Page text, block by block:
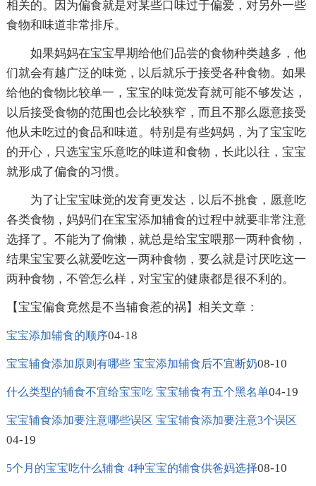
相关的。因为偏食就是对某些口味过于偏爱，对另外一些
食物和味道非常排斥。
如果妈妈在宝宝早期给他们品尝的食物种类越多，他
们就会有越广泛的味觉，以后就乐于接受各种食物。如果
给他的食物比较单一，宝宝的味觉发育就可能不够发达，
以后接受食物的范围也会比较狭窄，而且不那么愿意接受
他从未吃过的食品和味道。特别是有些妈妈，为了宝宝吃
的开心，只选宝宝乐意吃的味道和食物，长此以往，宝宝
就形成了偏食的习惯。
为了让宝宝味觉的发育更发达，以后不挑食，愿意吃
各类食物，妈妈们在宝宝添加辅食的过程中就要非常注意
选择了。不能为了偷懒，就总是给宝宝喂那一两种食物，
结果宝宝要么就爱吃这一两种食物，要么就是讨厌吃这一
两种食物，不管怎么样，对宝宝的健康都是很不利的。
【宝宝偏食竟然是不当辅食惹的祸】相关文章：
宝宝添加辅食的顺序04-18
宝宝辅食添加原则有哪些 宝宝添加辅食后不宜断奶08-10
什么类型的辅食不宜给宝宝吃 宝宝辅食有五个黑名单04-19
宝宝辅食添加要注意哪些误区 宝宝辅食添加要注意3个误区
04-19
5个月的宝宝吃什么辅食 4种宝宝的辅食供爸妈选择08-10